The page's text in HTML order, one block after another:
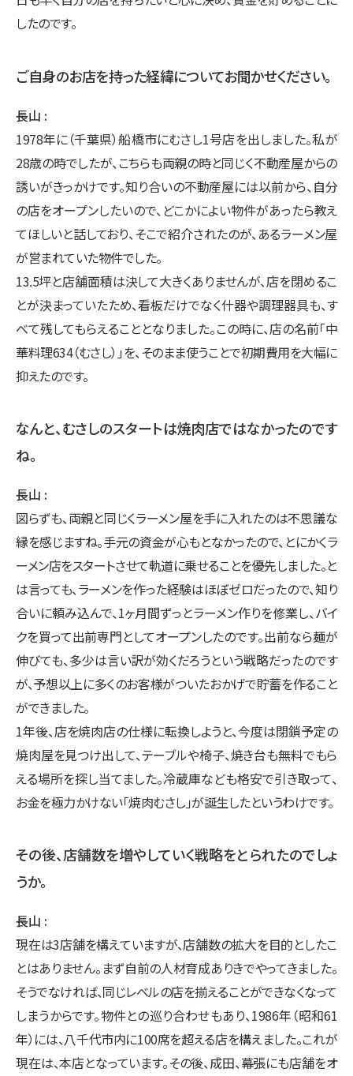
したのです。
ご自身のお店を持った経緯についてお聞かせください。
長山
1978年に（千葉県）船橋市にむさし1号店を出しました。私が
28歳の時でしたが、こちらも両親の時と同じく不動産屋からの
誘いがきっかけです。知り合いの不動産屋には以前から、自分
の店をオープンしたいので、どこかによい物件があったら教え
てほしいと話しており、そこで紹介されたのが、あるラーメン屋
が営まれていた物件でした。
13.5坪と店舗面積は決して大きくありませんが、店を閉めるこ
とが決まっていたため、看板だけでなく什器や調理器具も、す
べて残してもらえることとなりました。この時に、店の名前「中
華料理634（むさし）」を、そのまま使うことで初期費用を大幅に
抑えたのです。
なんと、むさしのスタートは焼肉店ではなかったのです
ね。
長山
図らずも、両親と同じくラーメン屋を手に入れたのは不思議な
縁を感じますね。手元の資金が心もとなかったので、とにかくラ
ーメン店をスタートさせて軌道に乗せることを優先しました。と
は言っても、ラーメンを作った経験はほぼゼロだったので、知り
合いに頼み込んで、1ヶ月間ずっとラーメン作りを修業し、バイ
クを買って出前専門としてオープンしたのです。出前なら麺が
伸びても、多少は言い訳が効くだろうという戦略だったのです
が、予想以上に多くのお客様がついたおかげで貯蓄を作ること
ができました。
1年後、店を焼肉店の仕様に転換しようと、今度は閉鎖予定の
焼肉屋を見つけ出して、テーブルや椅子、焼き台も無料でもら
える場所を探し当てました。冷蔵庫なども格安で引き取って、
お金を極力かけない「焼肉むさし」が誕生したというわけです。
その後、店舗数を増やしていく戦略をとられたのでしょ
うか。
長山
現在は3店舗を構えていますが、店舗数の拡大を目的としたこ
とはありません。まず自前の人材育成ありきでやってきました。
そうでなければ、同じレベルの店を揃えることができなくなって
しまうからです。物件との巡り合わせもあり、1986年（昭和61
年）には、八千代市内に100席を超える店を構えました。これが
現在は、本店となっています。その後、成田、幕張にも店舗をオ